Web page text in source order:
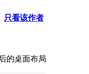
只看该作者